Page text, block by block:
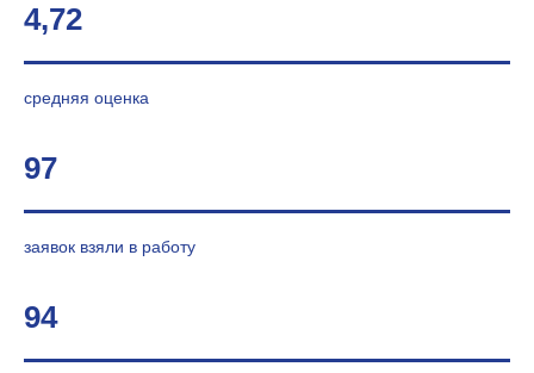
4,72
средняя оценка
97
заявок взяли в работу
94